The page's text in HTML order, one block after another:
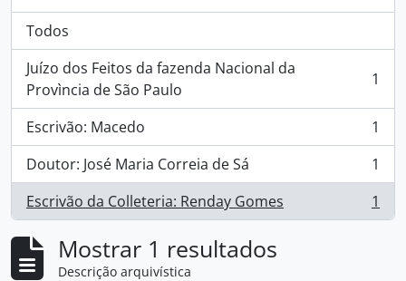
Todos
Juízo dos Feitos da fazenda Nacional da
Provìncia de São Paulo
, 1 resultados 1
Escrivão: Macedo
, 1 resultados
1
Doutor: José Maria Correia de Sá
, 1 resultados
1
Escrivão da Colleteria: Renday Gomes
, 1 resultados 1
Mostrar 1 resultados
Descrição arquivística